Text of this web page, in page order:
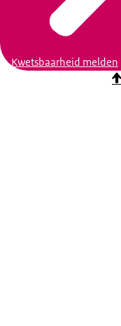
Kwetsbaarheid melden